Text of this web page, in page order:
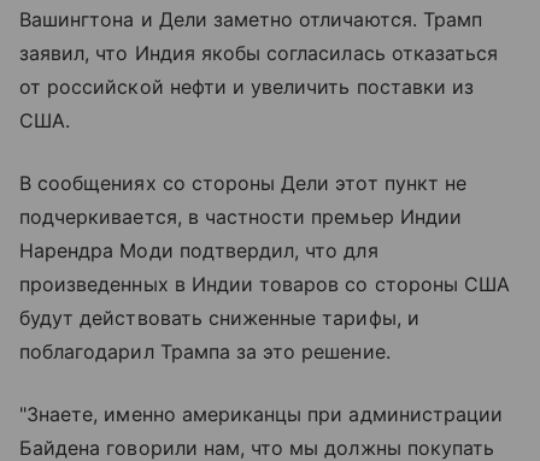
Вашингтона и Дели заметно отличаются. Трамп
заявил, что Индия якобы согласилась отказаться
от российской нефти и увеличить поставки из
США.
В сообщениях со стороны Дели этот пункт не
подчеркивается, в частности премьер Индии
Нарендра Моди подтвердил, что для
произведенных в Индии товаров со стороны США
будут действовать сниженные тарифы, и
поблагодарил Трампа за это решение.
"Знаете, именно американцы при администрации
Байдена говорили нам, что мы должны покупать